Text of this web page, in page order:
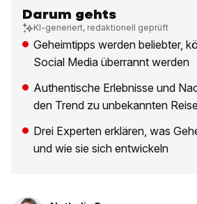
Darum gehts
KI-generiert, redaktionell geprüft
Geheimtipps werden beliebter,
Social Media überrannt werden
Authentische Erlebnisse und
den Trend zu unbekannten
Drei Experten erklären, was
und wie sie sich entwickeln